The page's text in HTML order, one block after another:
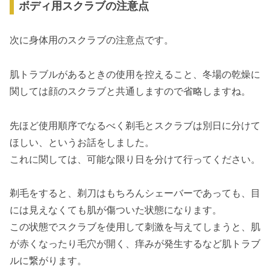
ボディ用スクラブの注意点
次に身体用のスクラブの注意点です。
肌トラブルがあるときの使用を控えること、冬場の乾燥に
関しては顔のスクラブと共通しますので省略しますね。
先ほど使用順序でなるべく剃毛とスクラブは別日に分けて
ほしい、というお話をしました。
これに関しては、可能な限り日を分けて行ってください。
剃毛をすると、剃刀はもちろんシェーバーであっても、目
には見えなくても肌が傷ついた状態になります。
この状態でスクラブを使用して刺激を与えてしまうと、肌
が赤くなったり毛穴が開く、痒みが発生するなど肌トラブ
ルに繋がります。